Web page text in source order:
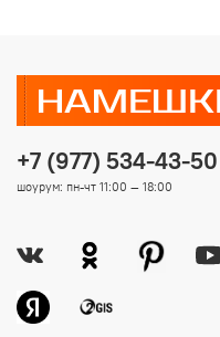
+7 (977) 534-43-50
шоурум: пн-чт 11:00 — 18:00